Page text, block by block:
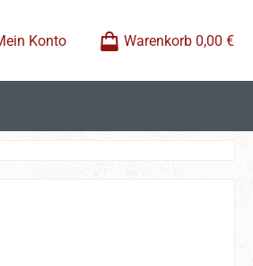
Konto
Warenkorb 0,00 €